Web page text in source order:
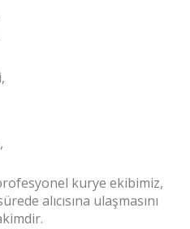
kurye ekibimiz,
alıcısına ulaşmasını